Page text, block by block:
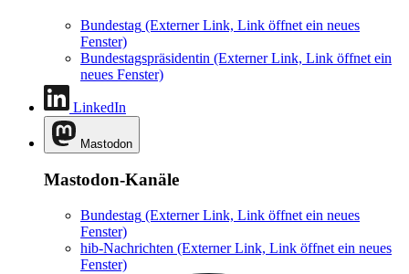
Bundestag (Externer Link, Link öffnet ein neues
Fenster)
Bundestagspräsidentin (Externer Link, Link öffnet ein
neues Fenster)
LinkedIn
Mastodon
Mastodon-Kanäle
Bundestag (Externer Link, Link öffnet ein neues
Fenster)
hib-Nachrichten (Externer Link, Link öffnet ein neues
Fenster)